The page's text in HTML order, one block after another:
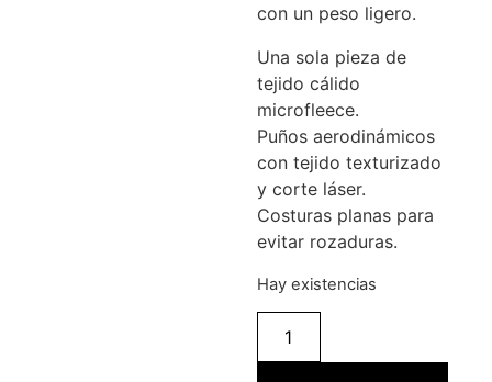
con un peso ligero.
Una sola pieza de
tejido cálido
microfleece.
Puños aerodinámicos
con tejido texturizado
y corte láser.
Costuras planas para
evitar rozaduras.
Hay existencias